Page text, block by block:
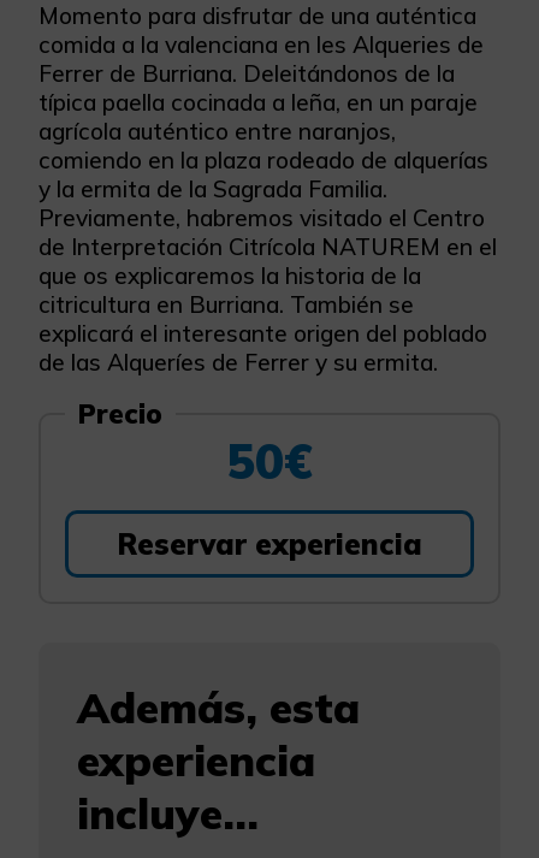
Momento para disfrutar de una auténtica
comida a la valenciana en les Alqueries de
Ferrer de Burriana. Deleitándonos de la
típica paella cocinada a leña, en un paraje
agrícola auténtico entre naranjos,
comiendo en la plaza rodeado de alquerías
y la ermita de la Sagrada Familia.
Previamente, habremos visitado el Centro
de Interpretación Citrícola NATUREM en el
que os explicaremos la historia de la
citricultura en Burriana. También se
explicará el interesante origen del poblado
de las Alqueríes de Ferrer y su ermita.
Precio
50€
Reservar experiencia
Además, esta
experiencia
incluye...